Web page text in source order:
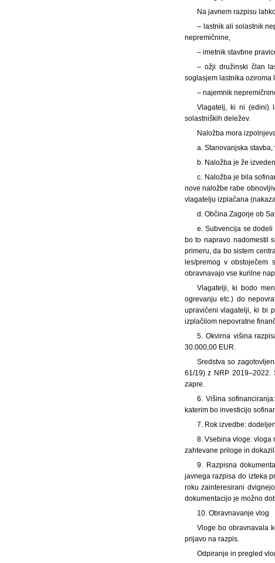
Na javnem razpisu
– lastnik ali solastnik
nepremičnine,
– imetnik stavbne
– ožji družinski član
soglasjem lastnika oziroma
– najemnik
Vlagatelj, ki ni (edini)
solastniških deležev.
Naložba mora
a. Stanovanjska
b. Naložba je že
c. Naložba je bila
nove naložbe rabe
vlagatelju izplačana
d. Občina Zagorje ob
e. Subvencija se
bo to napravo nadomestil
primeru, da bo sistem
les/premog v
obravnavajo vse kurilne
Vlagatelji, ki bodo
ogrevanju etc.) do
upravičeni vlagatelji, ki bi
izplačilom nepovratne
5. Okvirna višina
30.000,00 EUR.
Sredstva so
61/19) z NRP 2019–2022.
zapre.
6. Višina
katerim bo investicijo
7. Rok izvedbe:
8. Vsebina vloge: vloga
zahtevane priloge in
9. Razpisna
javnega razpisa do izteka
roku zainteresirani
dokumentacijo je možno
10. Obravnavanje vlog
Vloge bo obravnavala
prijavo na razpis.
Odpiranje in pregled